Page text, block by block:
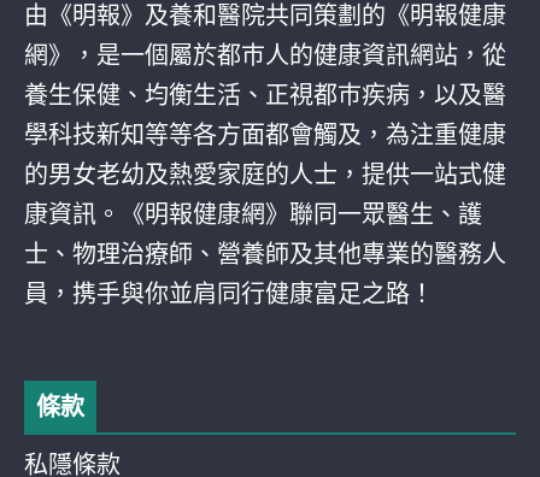
由《明報》及養和醫院共同策劃的《明報健康
網》，是一個屬於都巿人的健康資訊網站，從
養生保健、均衡生活、正視都巿疾病，以及醫
學科技新知等等各方面都會觸及，為注重健康
的男女老幼及熱愛家庭的人士，提供一站式健
康資訊。《明報健康網》聯同一眾醫生、護
士、物理治療師、營養師及其他專業的醫務人
員，携手與你並肩同行健康富足之路！
條款
私隱條款